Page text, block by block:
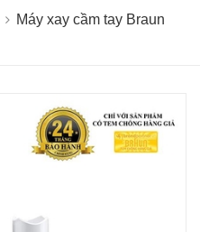
Máy xay cầm tay Braun